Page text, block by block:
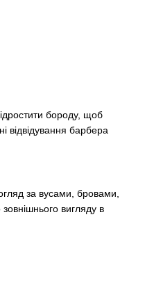
бороду, щоб
відвідування барбера
за вусами, бровами,
вигляду в